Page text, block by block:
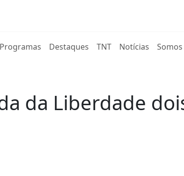
Programas Destaques TNT Notícias
da Liberdade